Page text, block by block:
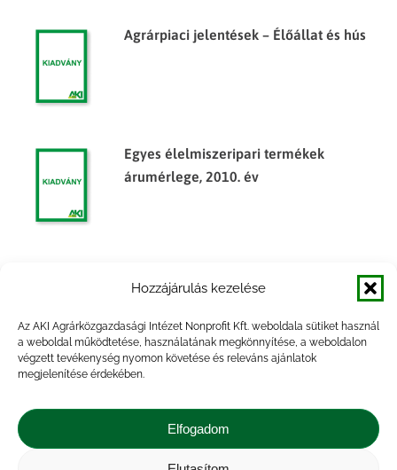
Hozzájárulás kezelése
Az AKI Agrárközgazdasági Intézet Nonprofit Kft. weboldala sütiket használ
a weboldal működtetése, használatának megkönnyítése, a weboldalon
végzett tevékenység nyomon követése és releváns ajánlatok
megjelenítése érdekében.
Elfogadom
Agrárpiaci jelentések – Élőállat és hús
Egyes élelmiszeripari termékek
árumérlege, 2010. év
árumérlege, 2012. I. félév
árumérlege, 2014. év